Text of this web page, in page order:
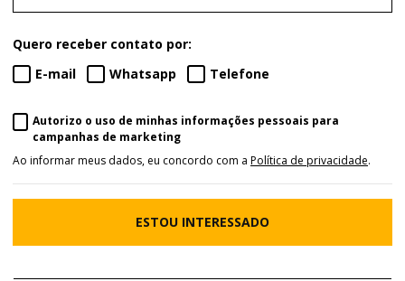
Quero receber contato por:
E-mail
Whatsapp Telefone
Autorizo o uso de minhas informações pessoais para
campanhas de marketing
Ao informar meus dados, eu concordo com a Política de privacidade.
ESTOU INTERESSADO